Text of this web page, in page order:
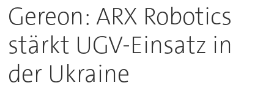
Gereon: ARX Robotics
stärkt UGV-Einsatz in
der Ukraine